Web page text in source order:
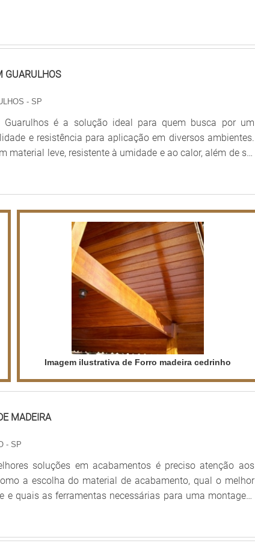
por forro de madeira preço acessível, a Madeiras do
Aqui você encontra forros de madeira de qualidade,
e preços.
GUARULHOS
- SP
Guarulhos é a solução ideal para quem busca por um
e resistência para aplicação em diversos ambientes.
material leve, resistente à umidade e ao calor, além de ser
Oferecemos forro de isopor em Guarulhos com diversas
para que você possa escolher a melhor opção para o
são altamente qualificados para a instalação
um serviço de qualidade e segurança. Entre em
um orçamento para forro de isopor em Guarulhos.
Imagem ilustrativa de Forro madeira cedrinho
MADEIRA
- SP
soluções em acabamentos é preciso atenção aos
a escolha do material de acabamento, qual o melhor
e quais as ferramentas necessárias para uma montagem
uma estética agradável. O piso de madeira por exemplo é
pois com seu revestimento amadeirado
aconchegante e tem uma excelente relação de custo-